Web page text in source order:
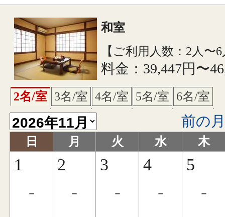
和室
【ご利用人数：2人〜
料金：39,447円〜
2名/室 3名/室 4名/室 5名/室 6名/室
前の
日 月 火 水 木
1
-
2
-
3
-
4
-
5
-